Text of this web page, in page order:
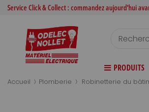
Service Click & Collect : commandez aujourd'hui
PRODUITS
Accueil > Plomberie > Robinetterie du